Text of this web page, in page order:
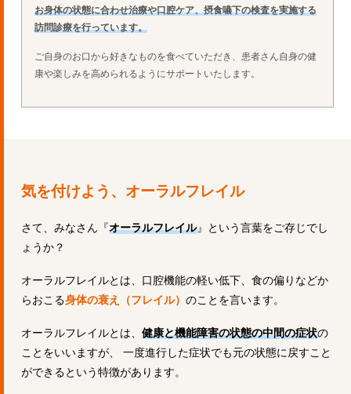
お身体の状態に合わせ治療や口腔ケア、摂食嚥下の検査を実施する
訪問診療を行っています。
ご自身のお口から好きなものを食べていただき、患者さん自身の健
康や楽しみを高められるようにサポートいたします。
気を付けよう、オーラルフレイル
さて、みなさん『オーラルフレイル』という言葉をご存じでし
ょうか？
オーラルフレイルとは、口腔機能の軽い低下、食の偏りなどか
らおこる身体の衰え（フレイル）のことを言います。
オーラルフレイルとは、健康と機能障害の状態の中間の症状の
ことをいいますが、 一度進行した症状でも元の状態に戻すこと
ができるという特徴があります。